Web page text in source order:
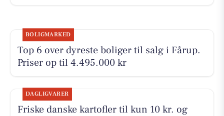
BOLIGMARKED
Top 6 over dyreste boliger til salg i Fårup.
Priser op til 4.495.000 kr
DAGLIGVARER
Friske danske kartofler til kun 10 kr. og